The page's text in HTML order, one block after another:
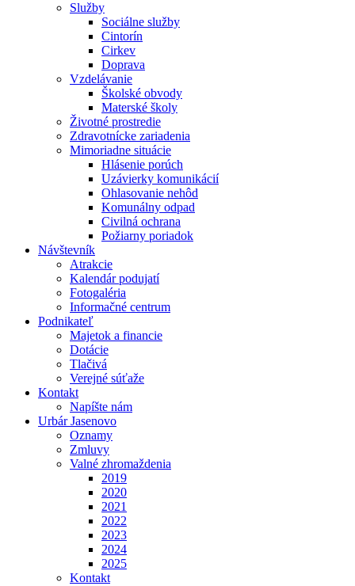
Služby
Sociálne služby
Cintorín
Cirkev
Doprava
Vzdelávanie
Školské obvody
Materské školy
Životné prostredie
Zdravotnícke zariadenia
Mimoriadne situácie
Hlásenie porúch
Uzávierky komunikácií
Ohlasovanie nehôd
Komunálny odpad
Civilná ochrana
Požiarny poriadok
Návštevník
Atrakcie
Kalendár podujatí
Fotogaléria
Informačné centrum
Podnikateľ
Majetok a financie
Dotácie
Tlačivá
Verejné súťaže
Kontakt
Napíšte nám
Urbár Jasenovo
Oznamy
Zmluvy
Valné zhromaždenia
2019
2020
2021
2022
2023
2024
2025
Kontakt